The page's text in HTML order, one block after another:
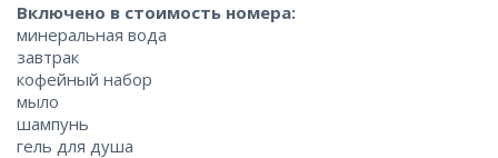
Включено в стоимость номера:
минеральная вода
завтрак
кофейный набор
мыло
шампунь
гель для душа